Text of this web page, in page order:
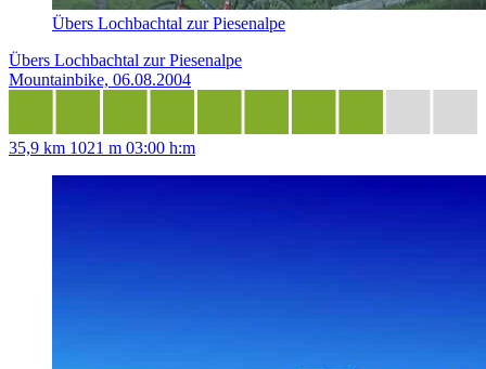
Übers Lochbachtal zur Piesenalpe
Übers Lochbachtal zur Piesenalpe
Mountainbike, 06.08.2004
35,9 km 1021 m 03:00 h:m